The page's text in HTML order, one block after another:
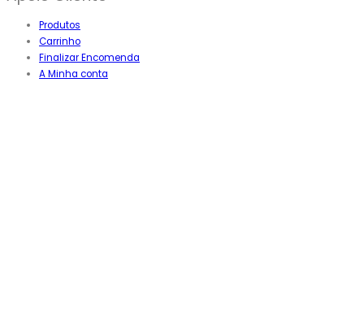
Produtos
Carrinho
Finalizar Encomenda
A Minha conta